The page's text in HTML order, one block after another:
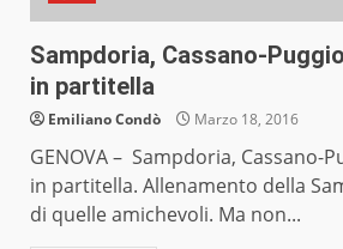
Sampdoria, Cassano-
in partitella
Emiliano Condò Marzo 18, 2016
GENOVA – Sampdoria, Cassano-
in partitella. Allenamento della
di quelle amichevoli. Ma non...